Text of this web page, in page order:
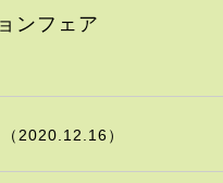
ンフェア
（2020.12.16）